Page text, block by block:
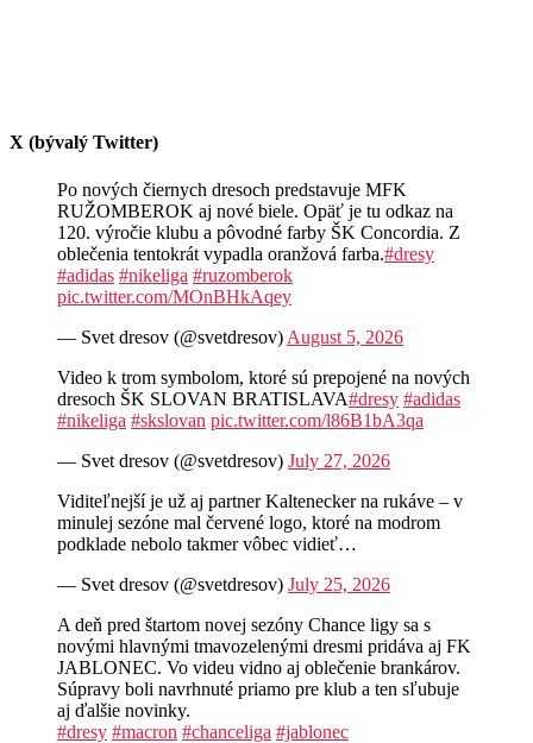
X (bývalý Twitter)
Po nových čiernych dresoch predstavuje MFK
RUŽOMBEROK aj nové biele. Opäť je tu odkaz na
120. výročie klubu a pôvodné farby ŠK Concordia. Z
oblečenia tentokrát vypadla oranžová farba.#dresy
#adidas #nikeliga #ruzomberok
pic.twitter.com/MOnBHkAqey
— Svet dresov (@svetdresov) August 5, 2026
Video k trom symbolom, ktoré sú prepojené na nových
dresoch ŠK SLOVAN BRATISLAVA#dresy #adidas
#nikeliga #skslovan pic.twitter.com/l86B1bA3qa
— Svet dresov (@svetdresov) July 27, 2026
Viditeľnejší je už aj partner Kaltenecker na rukáve – v
minulej sezóne mal červené logo, ktoré na modrom
podklade nebolo takmer vôbec vidieť…
— Svet dresov (@svetdresov) July 25, 2026
A deň pred štartom novej sezóny Chance ligy sa s
novými hlavnými tmavozelenými dresmi pridáva aj FK
JABLONEC. Vo videu vidno aj oblečenie brankárov.
Súpravy boli navrhnuté priamo pre klub a ten sľubuje
aj ďalšie novinky.
#dresy #macron #chanceliga #jablonec